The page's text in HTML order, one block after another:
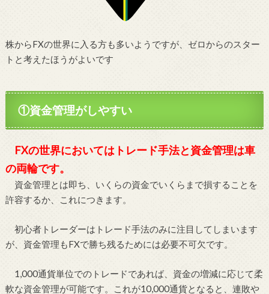
株からFXの世界に入る方も多いようですが、ゼロからのスター
トと考えたほうがよいです
①資金管理がしやすい
FXの世界においてはトレード手法と資金管理は車
の両輪です。
資金管理とは即ち、いくらの資金でいくらまで損することを
許容するか、これにつきます。
初心者トレーダーはトレード手法のみに注目してしまいます
が、資金管理もFXで勝ち残るためには必要不可欠です。
1,000通貨単位でのトレードであれば、資金の増減に応じて柔
軟な資金管理が可能です。これが10,000通貨となると、連敗や